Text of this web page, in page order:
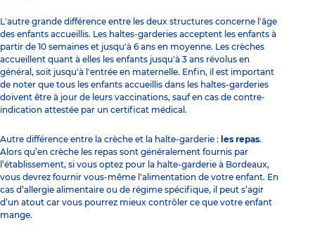
L'autre grande différence entre les deux structures concerne l'âge
des enfants accueillis. Les haltes-garderies acceptent les enfants à
partir de 10 semaines et jusqu'à 6 ans en moyenne. Les crèches
accueillent quant à elles les enfants jusqu'à 3 ans révolus en
général, soit jusqu'à l'entrée en maternelle. Enfin, il est important
de noter que tous les enfants accueillis dans les haltes-garderies
doivent être à jour de leurs vaccinations, sauf en cas de contre-
indication attestée par un certificat médical.
Autre différence entre la crèche et la halte-garderie : les repas.
Alors qu’en crèche les repas sont généralement fournis par
l’établissement, si vous optez pour la halte-garderie à Bordeaux,
vous devrez fournir vous-même l'alimentation de votre enfant. En
cas d’allergie alimentaire ou de régime spécifique, il peut s’agir
d’un atout car vous pourrez mieux contrôler ce que votre enfant
mange.